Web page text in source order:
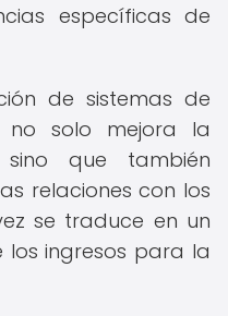
específicas de
de sistemas de
no solo mejora la
sino que también
relaciones con los
se traduce en un
los ingresos para la